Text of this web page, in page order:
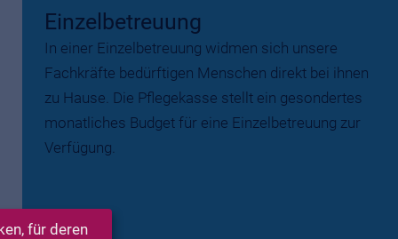
für deren
Einzelbetreuung
In einer Einzelbetreuung widmen sich unsere
Fachkräfte bedürftigen Menschen direkt bei ihnen
zu Hause. Die Pflegekasse stellt ein gesondertes
monatliches Budget für eine Einzelbetreuung zur
Verfügung.